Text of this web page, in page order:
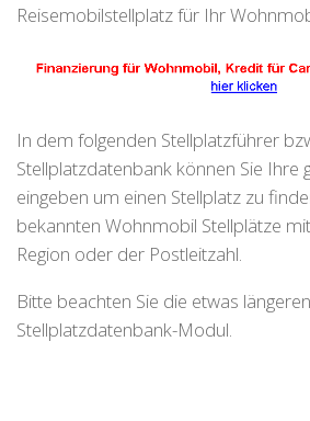
Reisemobilstellplatz für Ihr
In dem folgenden Stellplatzführer
Stellplatzdatenbank können Sie Ihre
eingeben um einen Stellplatz zu
bekannten Wohnmobil Stellplätze
Region oder der Postleitzahl.
Bitte beachten Sie die etwas
Stellplatzdatenbank-Modul.